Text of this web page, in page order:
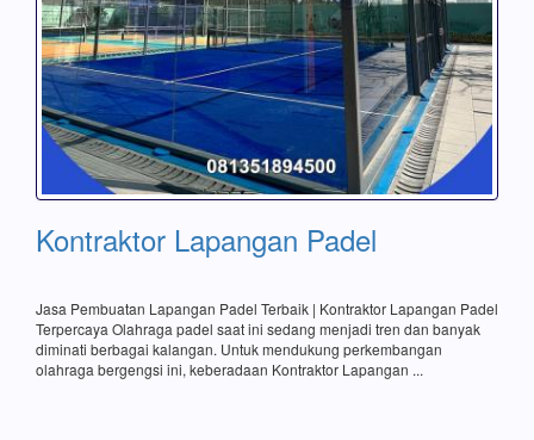
Kontraktor Lapangan Padel
Jasa Pembuatan Lapangan Padel Terbaik | Kontraktor Lapangan Padel
Terpercaya Olahraga padel saat ini sedang menjadi tren dan banyak
diminati berbagai kalangan. Untuk mendukung perkembangan
olahraga bergengsi ini, keberadaan Kontraktor Lapangan ...